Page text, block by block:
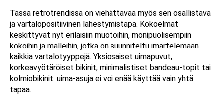
Tässä retrotrendissä on viehättävää myös sen osallistava
ja vartalopositiivinen lähestymistapa. Kokoelmat
keskittyvät nyt erilaisiin muotoihin, monipuolisempiin
kokoihin ja malleihin, jotka on suunniteltu imartelemaan
kaikkia vartalotyyppejä. Yksiosaiset uimapuvut,
korkeavyötäröiset bikinit, minimalistiset bandeau-topit tai
kolmiobikinit: uima-asuja ei voi enää käyttää vain yhtä
tapaa.